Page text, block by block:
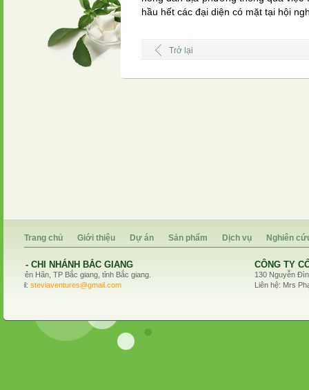
hầu hết các đại diện có mặt tại hội
Trở lại
Trang chủ Giới thiệu Dự án Sản phẩm Dịch vụ Nghiên
CÔNG TY CỔ PHẦN STEVIA VENTURES - CHI
130 Nguyễn Đình Chiểu, Phường 6, Quận 3, Thành phố Hồ Chí
Liên hệ: Mrs Phạm Phương Thảo - Điện thoại: 0932.153535